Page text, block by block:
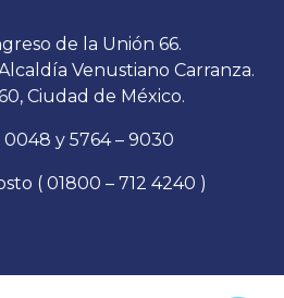
de la Unión 66.
Venustiano Carranza.
Ciudad de México.
0048 y 5764 – 9030
( 01800 – 712 4240 )